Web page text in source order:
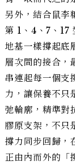
另外，結合鼠李
第 1、4、7、17
地基一樣撐起底
層次間的接合，
串連起每一個支
力，讓保養不只
弛輪廓，精準對
膠原支架，不只
撐力同步回歸，
正由內而外的「